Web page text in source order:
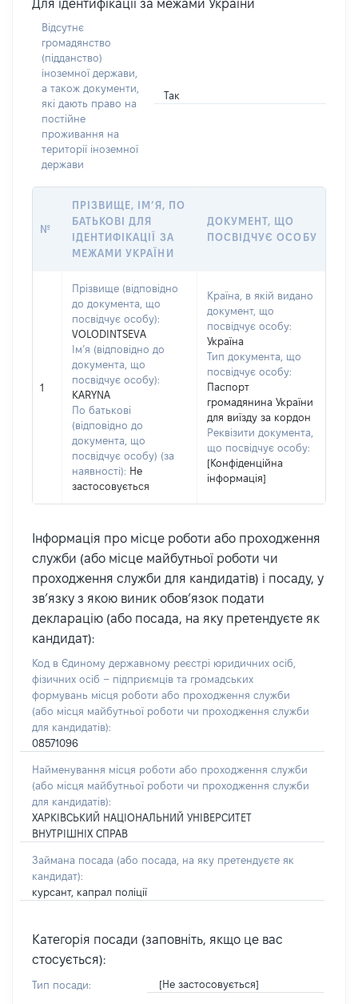
Для ідентифікації за межами України
Відсутнє
громадянство
(підданство)
іноземної держави,
а також документи,
які дають право на
постійне
проживання на
території іноземної
держави
Так
№
ПРІЗВИЩЕ, ІМ’Я, ПО
БАТЬКОВІ ДЛЯ
ІДЕНТИФІКАЦІЇ ЗА
МЕЖАМИ УКРАЇНИ
ДОКУМЕНТ, ЩО
ПОСВІДЧУЄ ОСОБУ
1
Прізвище (відповідно
до документа, що
посвідчує особу):
VOLODINTSEVA
Ім’я (відповідно до
документа, що
посвідчує особу):
KARYNA
По батькові
(відповідно до
документа, що
посвідчує особу) (за
наявності): Не
застосовується
Країна, в якій видано
документ, що
посвідчує особу:
Україна
Тип документа, що
посвідчує особу:
Паспорт
громадянина України
для виїзду за кордон
Реквізити документа,
що посвідчує особу:
[Конфіденційна
інформація]
Інформація про місце роботи або проходження
служби (або місце майбутньої роботи чи
проходження служби для кандидатів) і посаду, у
зв’язку з якою виник обов’язок подати
декларацію (або посада, на яку претендуєте як
кандидат):
Код в Єдиному державному реєстрі юридичних осіб,
фізичних осіб – підприємців та громадських
формувань місця роботи або проходження служби
(або місця майбутньої роботи чи проходження служби
для кандидатів):
08571096
Найменування місця роботи або проходження служби
(або місця майбутньої роботи чи проходження служби
для кандидатів):
ХАРКІВСЬКИЙ НАЦІОНАЛЬНИЙ УНІВЕРСИТЕТ
ВНУТРІШНІХ СПРАВ
Займана посада (або посада, на яку претендуєте як
кандидат):
курсант, капрал поліції
Категорія посади (заповніть, якщо це вас
стосується):
Тип посади: [Не застосовується]